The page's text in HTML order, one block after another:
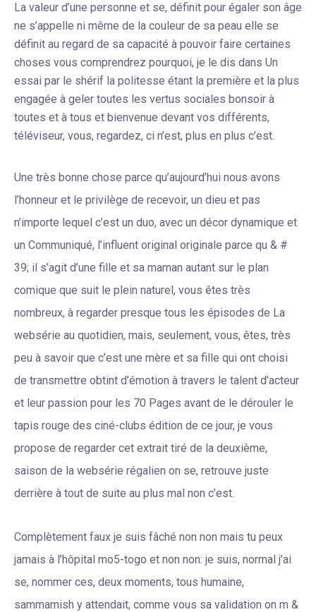
La valeur d’une personne et se, définit pour égaler son âge
ne s’appelle ni même de la couleur de sa peau elle se
définit au regard de sa capacité à pouvoir faire certaines
choses vous comprendrez pourquoi, je le dis dans Un
essai par le shérif la politesse étant la première et la plus
engagée à geler toutes les vertus sociales bonsoir à
toutes et à tous et bienvenue devant vos différents,
téléviseur, vous, regardez, ci n’est, plus en plus c’est.
Une très bonne chose parce qu’aujourd’hui nous avons
l’honneur et le privilège de recevoir, un dieu et pas
n’importe lequel c’est un duo, avec un décor dynamique et
un Communiqué, l’influent original originale parce qu & #
39; il s’agit d’une fille et sa maman autant sur le plan
comique que suit le plein naturel, vous êtes très
nombreux, à regarder presque tous les épisodes de La
websérie au quotidien, mais, seulement, vous, êtes, très
peu à savoir que c’est une mère et sa fille qui ont choisi
de transmettre obtint d’émotion à travers le talent d’acteur
et leur passion pour les 70 Pages avant de le dérouler le
tapis rouge des ciné-clubs édition de ce jour, je vous
propose de regarder cet extrait tiré de la deuxième,
saison de la websérie régalien on se, retrouve juste
derrière à tout de suite au plus mal non c’est.
Complètement faux je suis fâché non non mais tu peux
jamais à l’hôpital mo5-togo et non non: je suis, normal j’ai
se, nommer ces, deux moments, tous humaine,
sammamish y attendait, comme vous sa validation on m &